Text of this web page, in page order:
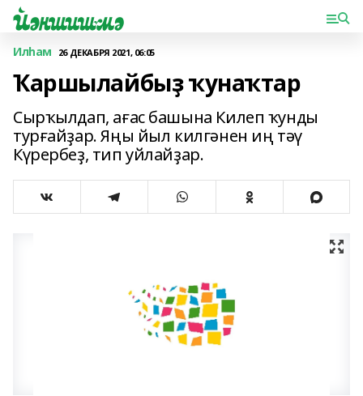
Илһам 26 ДЕКАБРЯ 2021, 06:05
Ҡаршылайбыҙ ҡунаҡтар
Сырҡылдап, ағас башына Килеп ҡунды
турғайҙар. Яңы йыл килгәнен иң тәү
Күрербеҙ, тип уйлайҙар.